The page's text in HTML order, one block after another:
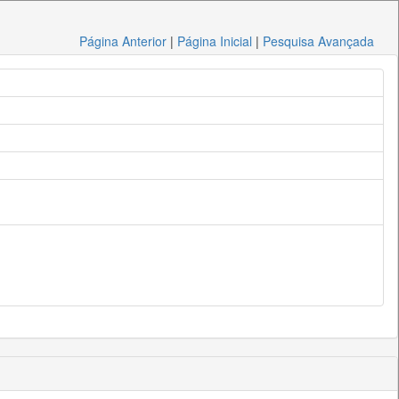
Página Anterior | Página Inicial | Pesquisa Avançada